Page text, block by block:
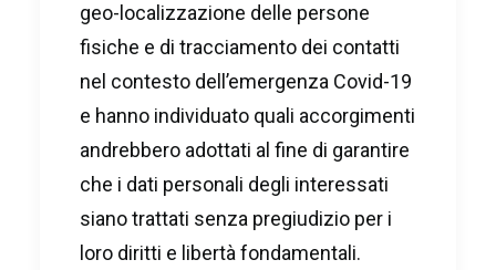
geo-localizzazione delle persone
fisiche e di tracciamento dei contatti
nel contesto dell’emergenza Covid-19
e hanno individuato quali accorgimenti
andrebbero adottati al fine di garantire
che i dati personali degli interessati
siano trattati senza pregiudizio per i
loro diritti e libertà fondamentali.